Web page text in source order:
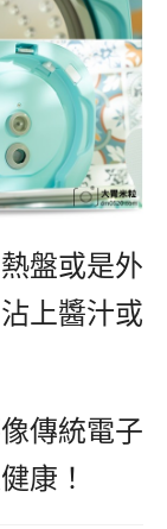
盤或是外
上醬汁或
傳統電子
康！